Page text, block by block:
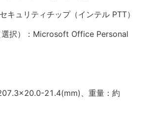
キュリティチップ（インテル PTT）
選択）：Microsoft Office Personal
21.4(mm)、重量：約